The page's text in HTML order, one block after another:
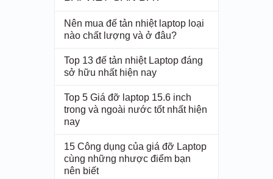
Nên mua đế tản nhiệt laptop loại
nào chất lượng và ở đâu?
Top 13 đế tản nhiệt Laptop đáng
sở hữu nhất hiện nay
Top 5 Giá đỡ laptop 15.6 inch
trong và ngoài nước tốt nhất hiện
nay
15 Công dụng của giá đỡ Laptop
cùng những nhược điểm bạn
nên biết